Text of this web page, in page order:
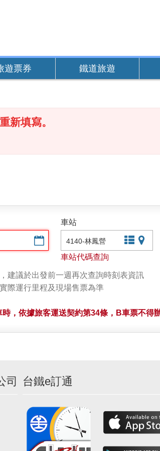
遊票券 鐵道旅遊
新填寫。
選擇日期
車站
文字
車站代碼查詢
建議於出發前一週再次查詢時刻表資訊
際運行里程及現場售票為準
，依據旅客運送契約第34條，B車票不得
司 台鐵e訂通